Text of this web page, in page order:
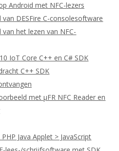
Android met NFC-lezers
van DESFire C-consolesoftware
van het lezen van NFC-
IoT Core C++ en C# SDK
C++ SDK
met μFR NFC Reader en
PHP Java Applet > JavaScript